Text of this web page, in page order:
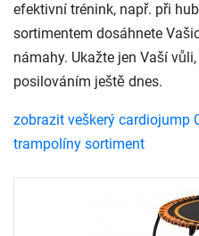
efektivní trénink, např. při
sortimentem dosáhnete
námahy. Ukažte jen Vaší
posilováním ještě dnes.
zobrazit veškerý cardiojump
trampolíny sortiment